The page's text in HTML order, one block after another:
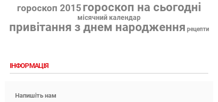
гороскоп 2015 гороскоп на сьогодні
місячний календар
привітання з днем народження рецепти
ІНФОРМАЦІЯ
Напишіть нам